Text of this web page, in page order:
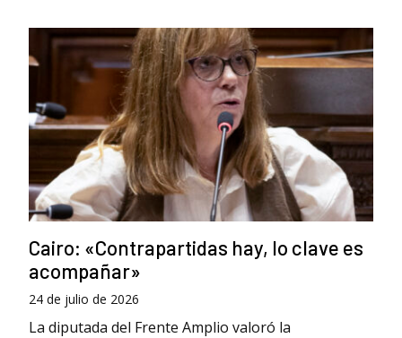
Cairo: «Contrapartidas hay, lo clave es
acompañar»
24 de julio de 2026
La diputada del Frente Amplio valoró la